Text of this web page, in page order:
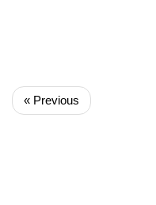
« Previous